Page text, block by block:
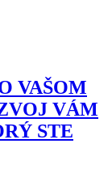
VAŠOM
VÁM
STE